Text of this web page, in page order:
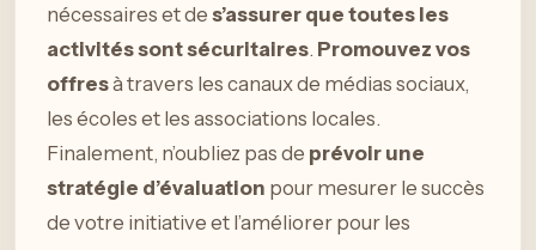
nécessaires et de s’assurer que toutes les
activités sont sécuritaires. Promouvez vos
offresà travers les canaux de médias sociaux,
les écoles et les associations locales.
Finalement, n’oubliez pas de prévoir une
stratégie d’évaluation pour mesurer le succès
de votre initiative et l’améliorer pour les